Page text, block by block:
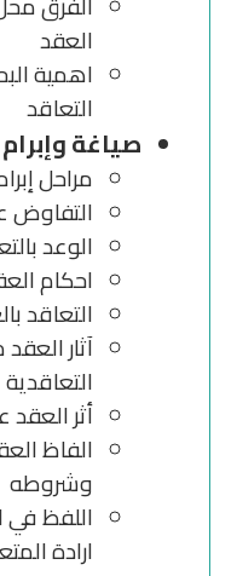
العقد
اهمية
التعاقد
صياغة
مراحل
التفاوض
الوعد
احكام
التعاقد
آثار
التعاقدية
أثر
الفاظ
وشروطه
اللفظ في
ارادة